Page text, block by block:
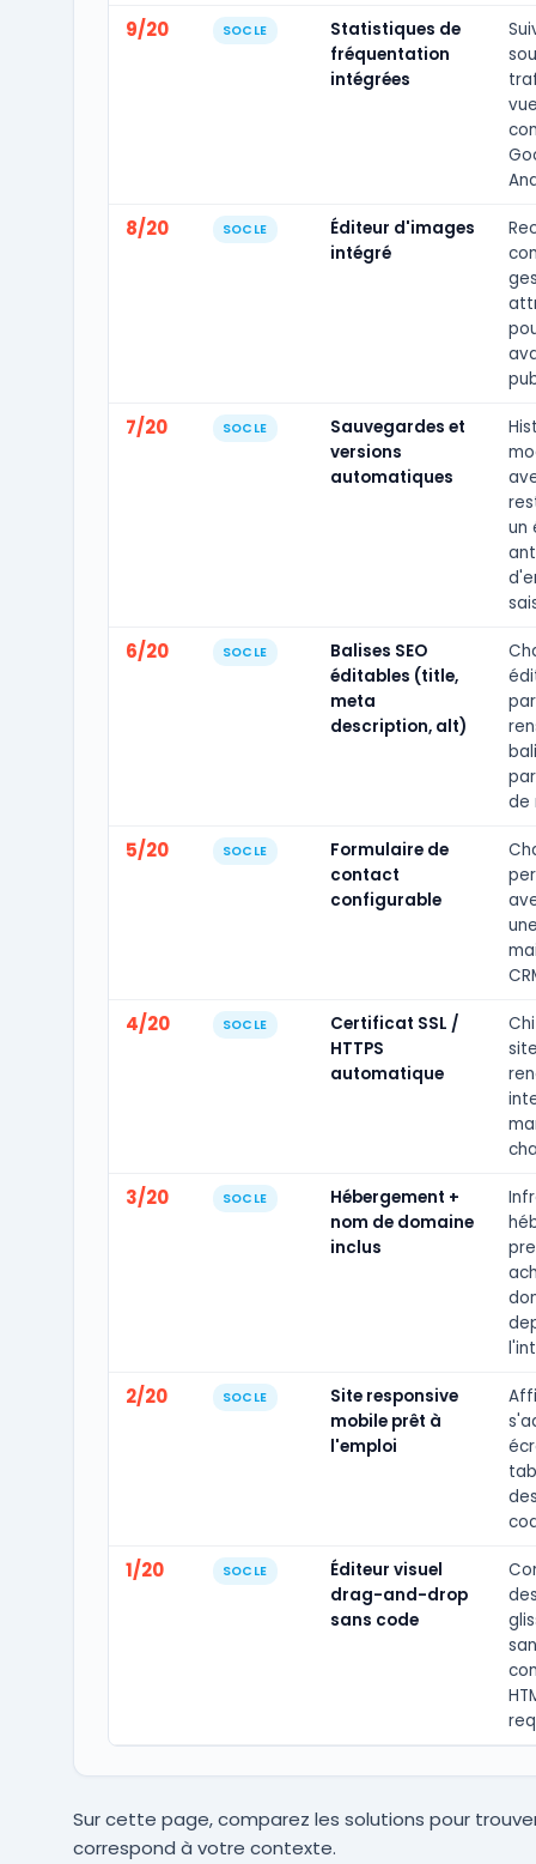
9/20 SOCLE
Statistiques de
fréquentation
intégrées
8/20 SOCLE
Éditeur d'images
intégré
7/20 SOCLE
Sauvegardes et
versions
automatiques
un
6/20 SOCLE
Balises SEO
éditables (title,
meta
description, alt)
de
5/20 SOCLE
Formulaire de
contact
configurable
4/20 SOCLE
Certificat SSL /
HTTPS
automatique
3/20 SOCLE
Hébergement +
nom de domaine
inclus
2/20 SOCLE
Site responsive
mobile prêt à
l'emploi
1/20 SOCLE
Éditeur visuel
drag-and-drop
sans code
Sur cette page, comparez les solutions pour
correspond à votre contexte.